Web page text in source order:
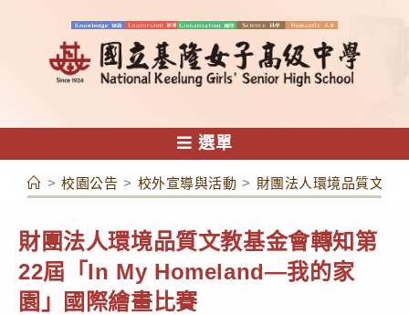
容
選單
> 校園公告 > 校外宣導與活動 > 財團法人環境品質文教
財團法人環境品質文教基金會轉知第
22屆「In My Homeland—我的家
園」國際繪畫比賽